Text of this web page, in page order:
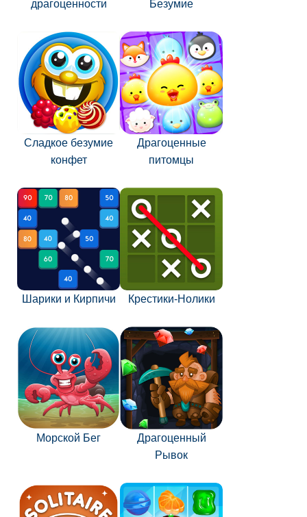
драгоценности
Безумие
Сладкое безумие
конфет
Драгоценные
питомцы
Шарики и Кирпичи Крестики-Нолики
Морской Бег
Драгоценный
Рывок